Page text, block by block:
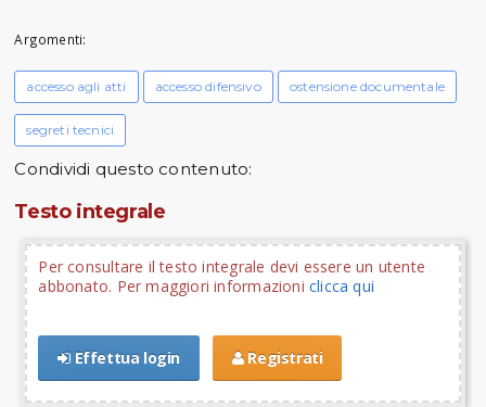
Argomenti:
accesso agli atti accesso difensivo ostensione documentale
segreti tecnici
Condividi questo contenuto:
Testo integrale
Per consultare il testo integrale devi essere un utente
abbonato. Per maggiori informazioni clicca qui
Effettua login Registrati